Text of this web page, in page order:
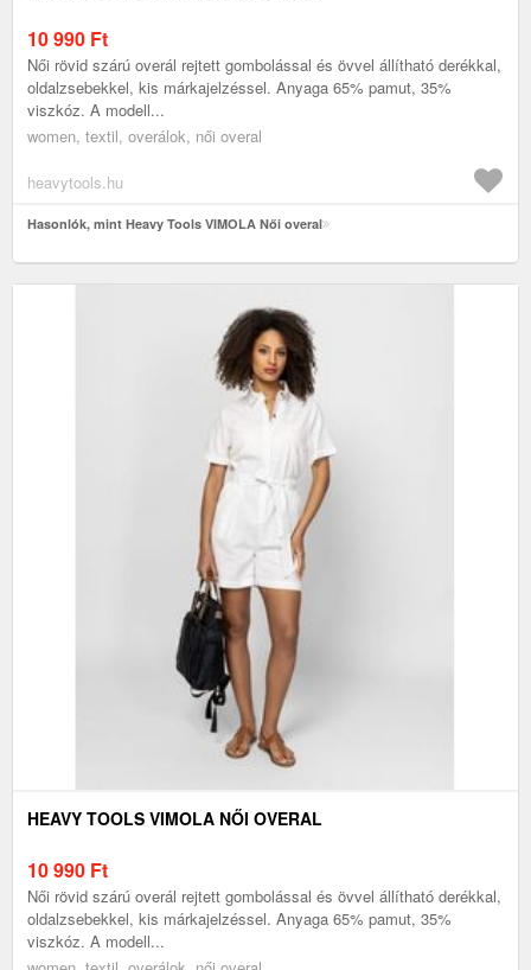
10 990 Ft
Női rövid szárú overál rejtett gombolással és övvel állítható derékkal,
oldalzsebekkel, kis márkajelzéssel. Anyaga 65% pamut, 35%
viszkóz. A modell...
women, textil, overálok, női overal
heavytools.hu
Hasonlók, mint Heavy Tools VIMOLA Női overal
HEAVY TOOLS VIMOLA NŐI OVERAL
10 990 Ft
Női rövid szárú overál rejtett gombolással és övvel állítható derékkal,
oldalzsebekkel, kis márkajelzéssel. Anyaga 65% pamut, 35%
viszkóz. A modell...